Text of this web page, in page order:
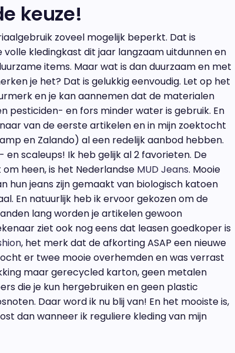
keuze!
zoveel mogelijk beperkt. Dat is
kledingkast dit jaar langzaam uitdunnen en
items. Maar wat is dan duurzaam en met
je het? Dat is gelukkig eenvoudig. Let op het
en je kan aannemen dat de materialen
pesticiden- en fors minder water is gebruik. En
van de eerste artikelen en in mijn zoektocht
en Zalando) al een redelijk aanbod hebben.
scaleups! Ik heb gelijk al 2 favorieten. De
heen, is het Nederlandse MUD Jeans. Mooie
hun jeans zijn gemaakt van biologisch katoen
En natuurlijk heb ik ervoor gekozen om de
lang worden je artikelen gewoon
ziet ook nog eens dat leasen goedkoper is
, het merk dat de afkorting ASAP een nieuwe
er twee mooie overhemden en was verrast
maar gerecycled karton, geen metalen
die je kun hergebruiken en geen plastic
Daar word ik nu blij van! En het mooiste is,
dan wanneer ik reguliere kleding van mijn